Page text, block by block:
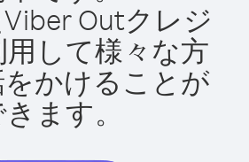
Outクレジ
用して様々な方
かけることが
ます。